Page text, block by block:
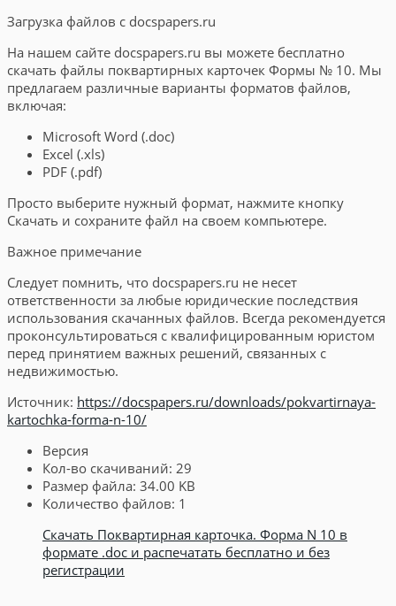
Загрузка файлов с docspapers.ru
На нашем сайте docspapers.ru вы можете бесплатно
скачать файлы поквартирных карточек Формы № 10. Мы
предлагаем различные варианты форматов файлов,
включая:
Microsoft Word (.doc)
Excel (.xls)
PDF (.pdf)
Просто выберите нужный формат, нажмите кнопку
Скачать и сохраните файл на своем компьютере.
Важное примечание
Следует помнить, что docspapers.ru не несет
ответственности за любые юридические последствия
использования скачанных файлов. Всегда рекомендуется
проконсультироваться с квалифицированным юристом
перед принятием важных решений, связанных с
недвижимостью.
Источник: https://docspapers.ru/downloads/pokvartirnaya-
kartochka-forma-n-10/
Версия
Кол-во скачиваний: 29
Размер файла: 34.00 KB
Количество файлов: 1
Скачать Поквартирная карточка. Форма N 10 в
формате .doc и распечатать бесплатно и без
регистрации